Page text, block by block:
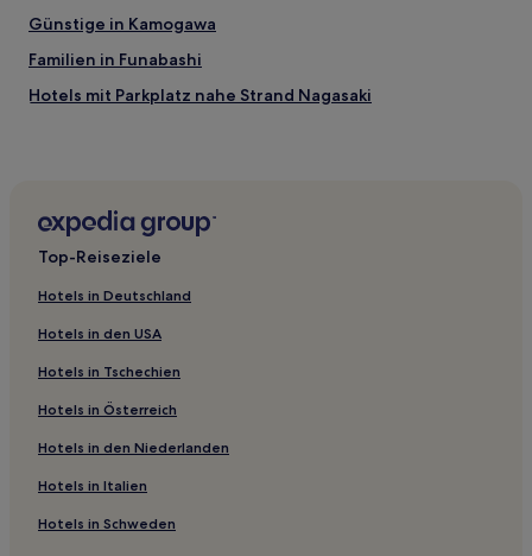
Günstige in Kamogawa
Familien in Funabashi
Hotels mit Parkplatz nahe Strand Nagasaki
Hotels mit Thermalbad nahe Strand Katakai
Hotels mit Pool nahe Strand Katakai
Hotels mit Thermalbad nahe Makuhari Beach
Familien in Maihama
Haustierfreundliche nahe Strand von Shirako
Hotels mit inbegriffenem Frühstück nahe Strand von
Hasama
Top-Reiseziele
Hotels in Deutschland
Hotels in den USA
Hotels in Tschechien
Hotels in Österreich
Hotels in den Niederlanden
Hotels in Italien
Hotels in Schweden